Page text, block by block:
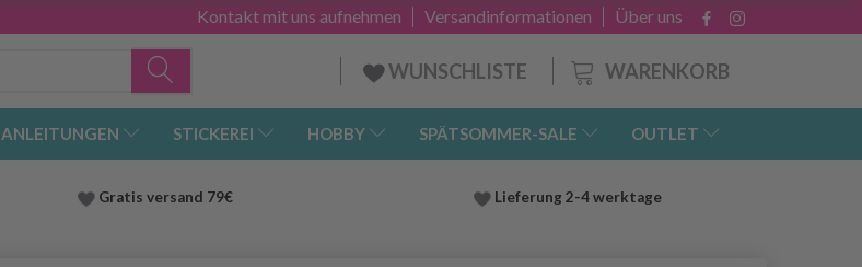
Über uns
Versandinformationen
Kontakt mit uns aufnehmen
WARENKORB
WUNSCHLISTE
ANLEITUNGEN STICKEREI HOBBY SPÄTSOMMER-SALE OUTLET
Gratis versand 79€ Lieferung 2-4 werktage